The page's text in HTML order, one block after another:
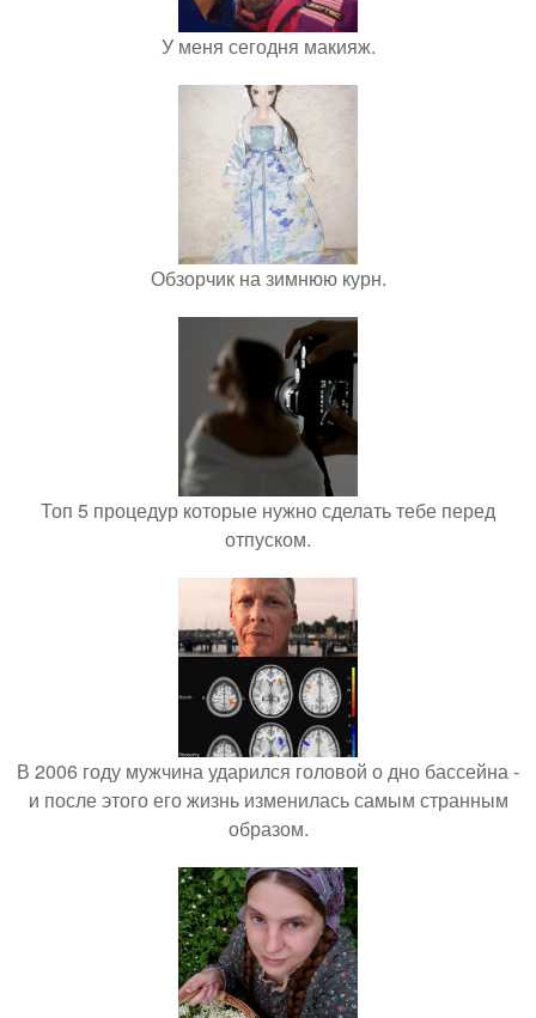
У меня сегодня макияж.
Обзорчик на зимнюю курн.
Топ 5 процедур которые нужно сделать тебе перед
отпуском.
В 2006 году мужчина ударился головой о дно бассейна -
и после этого его жизнь изменилась самым странным
образом.